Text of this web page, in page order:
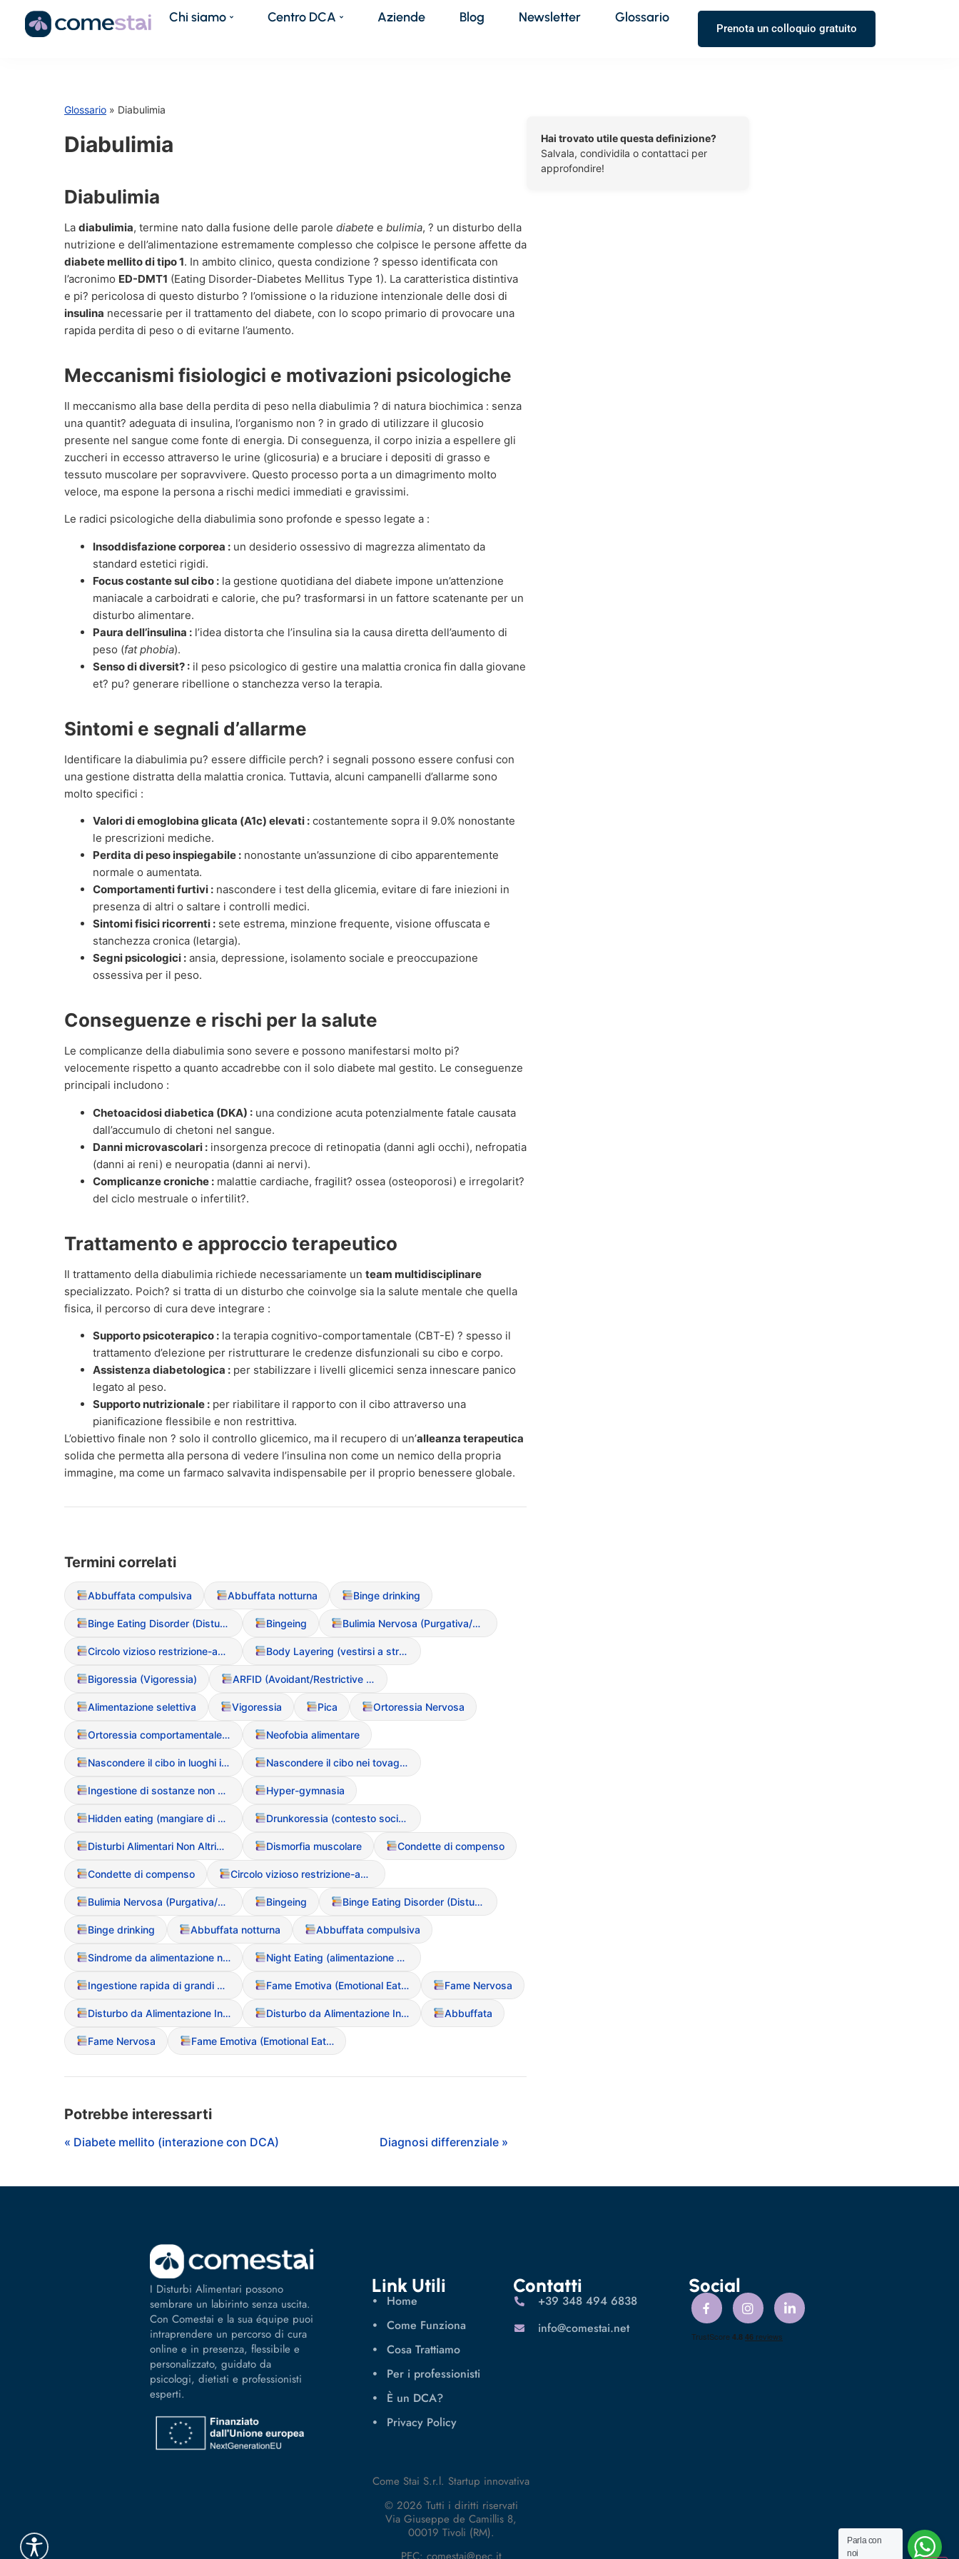
Chi siamo Centro DCA Aziende Blog Newsletter Glossario
Prenota un colloquio gratuito
Glossario » Diabulimia
Diabulimia
Diabulimia
La diabulimia, termine nato dalla fusione delle parole diabete e bulimia, ? un disturbo della
nutrizione e dell’alimentazione estremamente complesso che colpisce le persone affette da
diabete mellito di tipo 1. In ambito clinico, questa condizione ? spesso identificata con
l’acronimo ED-DMT1 (Eating Disorder-Diabetes Mellitus Type 1). La caratteristica distintiva
e pi? pericolosa di questo disturbo ? l’omissione o la riduzione intenzionale delle dosi di
insulina necessarie per il trattamento del diabete, con lo scopo primario di provocare una
rapida perdita di peso o di evitarne l’aumento.
Meccanismi fisiologici e motivazioni psicologiche
Il meccanismo alla base della perdita di peso nella diabulimia ? di natura biochimica : senza
una quantit? adeguata di insulina, l’organismo non ? in grado di utilizzare il glucosio
presente nel sangue come fonte di energia. Di conseguenza, il corpo inizia a espellere gli
zuccheri in eccesso attraverso le urine (glicosuria) e a bruciare i depositi di grasso e
tessuto muscolare per sopravvivere. Questo processo porta a un dimagrimento molto
veloce, ma espone la persona a rischi medici immediati e gravissimi.
Le radici psicologiche della diabulimia sono profonde e spesso legate a :
Insoddisfazione corporea : un desiderio ossessivo di magrezza alimentato da
standard estetici rigidi.
Focus costante sul cibo : la gestione quotidiana del diabete impone un’attenzione
maniacale a carboidrati e calorie, che pu? trasformarsi in un fattore scatenante per un
disturbo alimentare.
Paura dell’insulina : l’idea distorta che l’insulina sia la causa diretta dell’aumento di
peso (fat phobia).
Senso di diversit? : il peso psicologico di gestire una malattia cronica fin dalla giovane
et? pu? generare ribellione o stanchezza verso la terapia.
Sintomi e segnali d’allarme
Identificare la diabulimia pu? essere difficile perch? i segnali possono essere confusi con
una gestione distratta della malattia cronica. Tuttavia, alcuni campanelli d’allarme sono
molto specifici :
Valori di emoglobina glicata (A1c) elevati : costantemente sopra il 9.0% nonostante
le prescrizioni mediche.
Perdita di peso inspiegabile : nonostante un’assunzione di cibo apparentemente
normale o aumentata.
Comportamenti furtivi : nascondere i test della glicemia, evitare di fare iniezioni in
presenza di altri o saltare i controlli medici.
Sintomi fisici ricorrenti : sete estrema, minzione frequente, visione offuscata e
stanchezza cronica (letargia).
Segni psicologici : ansia, depressione, isolamento sociale e preoccupazione
ossessiva per il peso.
Conseguenze e rischi per la salute
Le complicanze della diabulimia sono severe e possono manifestarsi molto pi?
velocemente rispetto a quanto accadrebbe con il solo diabete mal gestito. Le conseguenze
principali includono :
Chetoacidosi diabetica (DKA) : una condizione acuta potenzialmente fatale causata
dall’accumulo di chetoni nel sangue.
Danni microvascolari : insorgenza precoce di retinopatia (danni agli occhi), nefropatia
(danni ai reni) e neuropatia (danni ai nervi).
Complicanze croniche : malattie cardiache, fragilit? ossea (osteoporosi) e irregolarit?
del ciclo mestruale o infertilit?.
Trattamento e approccio terapeutico
Il trattamento della diabulimia richiede necessariamente un team multidisciplinare
specializzato. Poich? si tratta di un disturbo che coinvolge sia la salute mentale che quella
fisica, il percorso di cura deve integrare :
Supporto psicoterapico : la terapia cognitivo-comportamentale (CBT-E) ? spesso il
trattamento d’elezione per ristrutturare le credenze disfunzionali su cibo e corpo.
Assistenza diabetologica : per stabilizzare i livelli glicemici senza innescare panico
legato al peso.
Supporto nutrizionale : per riabilitare il rapporto con il cibo attraverso una
pianificazione flessibile e non restrittiva.
L’obiettivo finale non ? solo il controllo glicemico, ma il recupero di un’alleanza terapeutica
solida che permetta alla persona di vedere l’insulina non come un nemico della propria
immagine, ma come un farmaco salvavita indispensabile per il proprio benessere globale.
Termini correlati
Abbuffata compulsiva Abbuffata notturna Binge drinking
Binge Eating Disorder (Disturbo da Alimentazione Incontrollata) Bingeing Bulimia Nervosa (Purgativa/Non Purgativa)
Circolo vizioso restrizione-abbuffata Body Layering (vestirsi a strati per nascondere le forme)
Bigoressia (Vigoressia) ARFID (Avoidant/Restrictive Food Intake Disorder)
Alimentazione selettiva Vigoressia Pica Ortoressia Nervosa
Ortoressia comportamentale (rituali di selezione e pulizia) Neofobia alimentare
Nascondere il cibo in luoghi insoliti Nascondere il cibo nei tovaglioli o nelle tasche
Ingestione di sostanze non alimentari (Pica) Hyper-gymnasia
Hidden eating (mangiare di nascosto) Drunkoressia (contesto sociale)
Disturbi Alimentari Non Altrimenti Specificati (NAS / EDNOS) Dismorfia muscolare Condette di compenso
Condette di compenso Circolo vizioso restrizione-abbuffata
Bulimia Nervosa (Purgativa/Non Purgativa) Bingeing Binge Eating Disorder (Disturbo da Alimentazione Incontrollata)
Binge drinking Abbuffata notturna Abbuffata compulsiva
Sindrome da alimentazione notturna (Night Eating Syndrome) Night Eating (alimentazione notturna compulsiva)
Ingestione rapida di grandi quantit? (Bingeing) Fame Emotiva (Emotional Eating Fame Nervosa
Disturbo da Alimentazione Incontrollata (BED) Disturbo da Alimentazione Incontrollata (BED) Abbuffata
Fame Nervosa Fame Emotiva (Emotional Eating
Potrebbe interessarti
« Diabete mellito (interazione con DCA) Diagnosi differenziale »
Hai trovato utile questa definizione?
Salvala, condividila o contattaci per
approfondire!
I Disturbi Alimentari possono
sembrare un labirinto senza uscita.
Con Comestai e la sua équipe puoi
intraprendere un percorso di cura
online e in presenza, flessibile e
personalizzato, guidato da
psicologi, dietisti e professionisti
esperti.
Link Utili
Home
Come Funziona
Cosa Trattiamo
Per i professionisti
È un DCA?
Privacy Policy
Contatti
‪+39 348 494 6838
info@comestai.net
Social
Come Stai S.r.l. Startup innovativa
© 2026 Tutti i diritti riservati
Via Giuseppe de Camillis 8,
00019 Tivoli (RM).
Parla con
noi